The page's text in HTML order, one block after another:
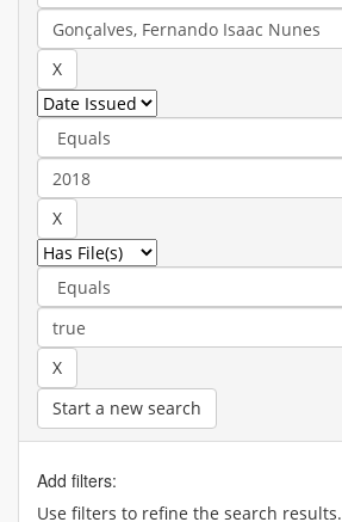
Start a new search
Add filters:
Use filters to refine the search results.